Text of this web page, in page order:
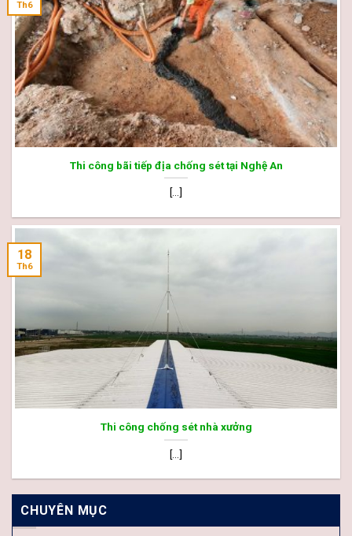
CHUYÊN MỤC
Thi công bãi tiếp địa chống sét tại Nghệ An
[...]
Th6
Thi công chống sét nhà xưởng
[...]
18
Th6